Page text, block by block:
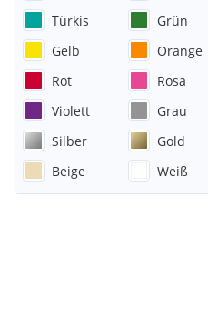
Türkis
Grün
Gelb
Orange
Rot
Rosa
Violett
Grau
Silber
Gold
Beige
Weiß